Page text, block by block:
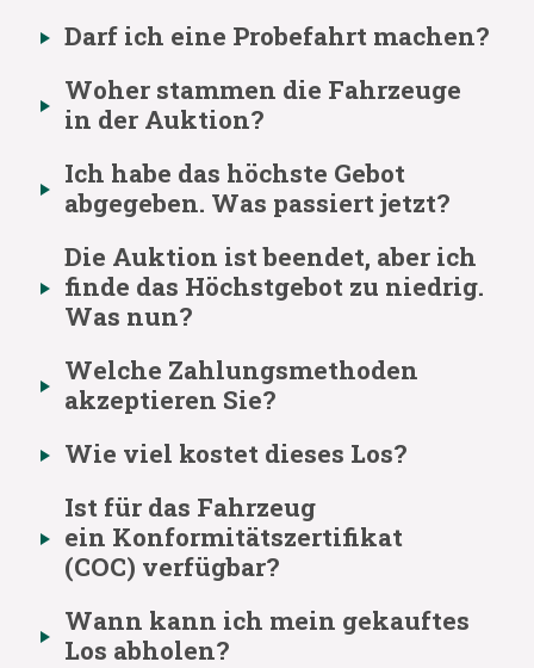
Darf ich eine Probefahrt machen?
Woher stammen die Fahrzeuge
in der Auktion?
Ich habe das höchste Gebot
abgegeben. Was passiert jetzt?
Die Auktion ist beendet, aber ich
finde das Höchstgebot zu niedrig.
Was nun?
Welche Zahlungsmethoden
akzeptieren Sie?
Wie viel kostet dieses Los?
Ist für das Fahrzeug
ein Konformitätszertifikat
(COC) verfügbar?
Wann kann ich mein gekauftes
Los abholen?